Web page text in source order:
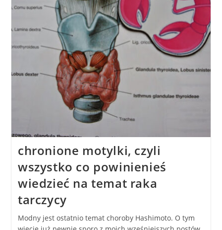
chronione motylki, czyli
wszystko co powinienieś
wiedzieć na temat raka
tarczycy
Modny jest ostatnio temat choroby Hashimoto. O tym